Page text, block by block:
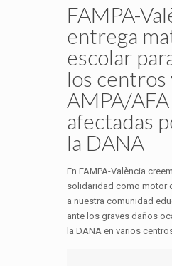
FAMPA-
entrega
escolar
los centros
AMPA/AFA
afectadas
la DANA
En FAMPA-València
solidaridad como motor
a nuestra comunidad
ante los graves daños
la DANA en varios